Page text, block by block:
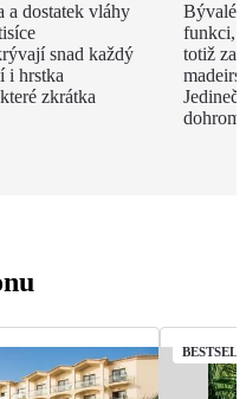
a dostatek vláhy
snad každý
i hrstka
zkrátka
Bývalé
funkci,
totiž